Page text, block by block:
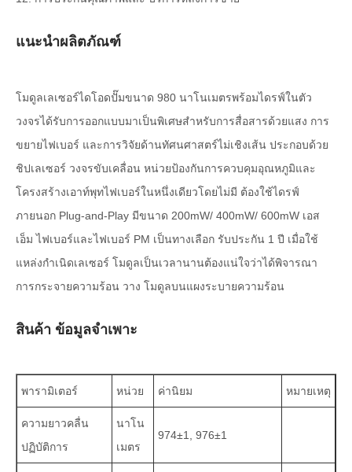
แนะนำผลิตภัณฑ์
โมดูลเลเซอร์ไดโอดปั๊มขนาด 980 นาโนเมตรพร้อมไดรฟ์ในตัว
วงจรได้รับการออกแบบมาเป็นพิเศษสำหรับการสื่อสารด้วยแสง การ
ขยายไฟเบอร์ และการวิจัยด้านทัศนศาสตร์ไม่เชิงเส้น ประกอบด้วย
ชิปเลเซอร์ วงจรขับเคลื่อน หน่วยป้องกันการควบคุมอุณหภูมิและ
โครงสร้างเอาท์พุทไฟเบอร์ในหนึ่งเดียวโดยไม่มี ต้องใช้ไดรฟ์
ภายนอก Plug-and-Play มีขนาด 200mW/ 400mW/ 600mW เอส
เอ็ม ไฟเบอร์และไฟเบอร์ PM เป็นทางเลือก รับประกัน 1 ปี เมื่อใช้
แหล่งกำเนิดเลเซอร์ โมดูลเป็นเวลานานต้องแน่ใจว่าได้พิจารณา
การกระจายความร้อน วาง โมดูลบนแผงระบายความร้อน
สินค้า ข้อมูลจำเพาะ
พารามิเตอร์ หน่วย ค่านิยม หมายเหตุ
ความยาวคลื่น
ปฏิบัติการ
นาโน
เมตร
974±1, 976±1